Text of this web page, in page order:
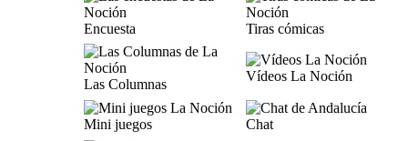
Encuesta Tiras cómicas
Las Columnas
Vídeos La Noción
Mini juegos
Chat